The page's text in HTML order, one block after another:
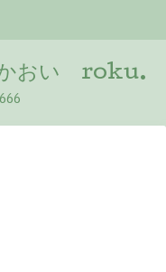
かおい roku.